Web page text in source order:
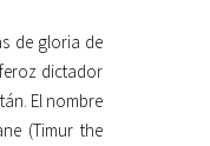
de gloria de
dictador
El nombre
(Timur the